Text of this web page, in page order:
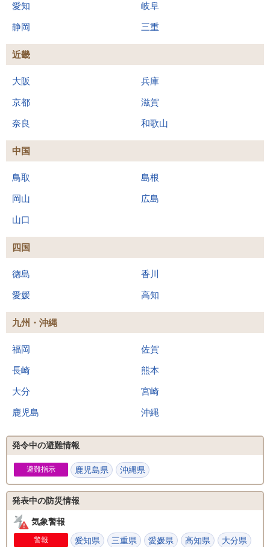
愛知 岐阜
静岡 三重
近畿
大阪 兵庫
京都 滋賀
奈良 和歌山
中国
鳥取 島根
岡山 広島
山口
四国
徳島 香川
愛媛 高知
九州・沖縄
福岡 佐賀
長崎 熊本
大分 宮崎
鹿児島 沖縄
発令中の避難情報
避難指示 鹿児島県 沖縄県
発表中の防災情報
気象警報
警報 愛知県 三重県 愛媛県 高知県
大分県